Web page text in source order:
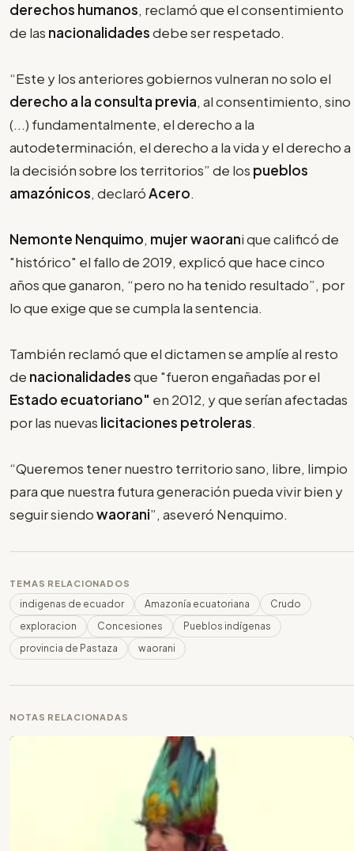
derechos humanos, reclamó que el consentimiento
de las nacionalidadesdebe ser respetado.
“Este y los anteriores gobiernos vulneran no solo el
derecho a la consulta previa, al consentimiento, sino
(...) fundamentalmente, el derecho a la
autodeterminación, el derecho a la vida y el derecho a
la decisión sobre los territorios” de los pueblos
amazónicos, declaróAcero.
Nemonte Nenquimo, mujer waorani que calificó de
"histórico" el fallo de 2019, explicó que hace cinco
años que ganaron, “pero no ha tenido resultado”, por
lo que exige que se cumpla la sentencia.
También reclamó que el dictamen se amplíe al resto
de nacionalidadesque "fueron engañadas por el
Estado ecuatoriano" en 2012, y que serían afectadas
por las nuevas licitaciones petroleras.
“Queremos tener nuestro territorio sano, libre, limpio
para que nuestra futura generación pueda vivir bien y
seguir siendowaorani”, aseveró Nenquimo.
TEMAS RELACIONADOS
indigenas de ecuador Amazonía ecuatoriana
Crudo
exploracion
Concesiones
Pueblos indígenas
provincia de Pastaza
waorani
NOTAS RELACIONADAS